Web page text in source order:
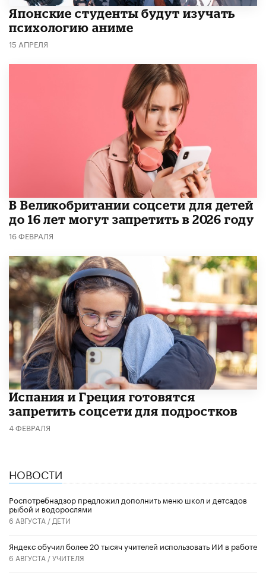
Японские студенты будут изучать
психологию аниме
15 АПРЕЛЯ
В Великобритании соцсети для детей
до 16 лет могут запретить в 2026 году
16 ФЕВРАЛЯ
Испания и Греция готовятся
запретить соцсети для подростков
4 ФЕВРАЛЯ
НОВОСТИ
Роспотребнадзор предложил дополнить меню школ и детсадов
рыбой и водорослями
6 АВГУСТА / ДЕТИ
​Яндекс обучил более 20 тысяч учителей использовать ИИ в работе
6 АВГУСТА /УЧИТЕЛЯ